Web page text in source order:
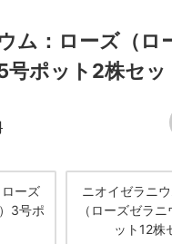
ム：ローズ（ロ
ポット2株セッ
ーズ
3号ポ
ニオイゼラニ
（ローズゼラ
ット12株